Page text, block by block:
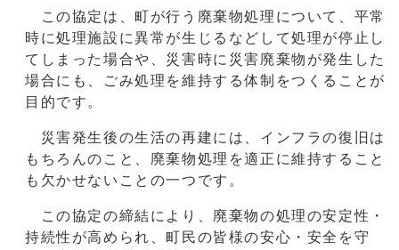
この協定は、町が行う廃棄物処理について、平常
時に処理施設に異常が生じるなどして処理が停止し
てしまった場合や、災害時に災害廃棄物が発生した
場合にも、ごみ処理を維持する体制をつくることが
目的です。
災害発生後の生活の再建には、インフラの復旧は
もちろんのこと、廃棄物処理を適正に維持すること
も欠かせないことの一つです。
この協定の締結により、廃棄物の処理の安定性・
持続性が高められ、町民の皆様の安心・安全を守